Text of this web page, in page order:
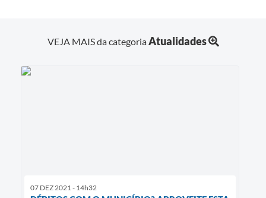
VEJA MAIS da categoriaAtualidades
07 DEZ 2021 - 14h32